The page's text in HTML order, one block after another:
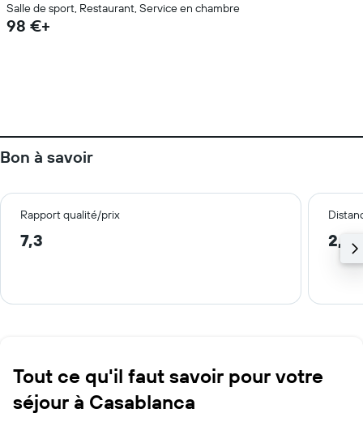
Salle de sport, Restaurant, Service en chambre
98 €+
Bon à savoir
Rapport qualité/prix
7,3 2,0
Tout ce qu'il faut savoir pour votre
séjour à Casablanca